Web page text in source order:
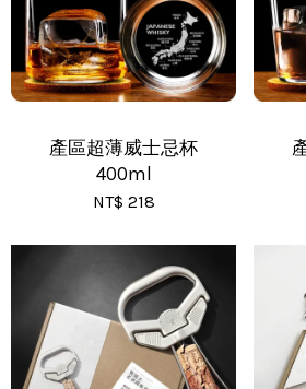
•黑貓(包裹121~150cm以下) -
產區超薄威士忌杯
400ml
NT$ 218